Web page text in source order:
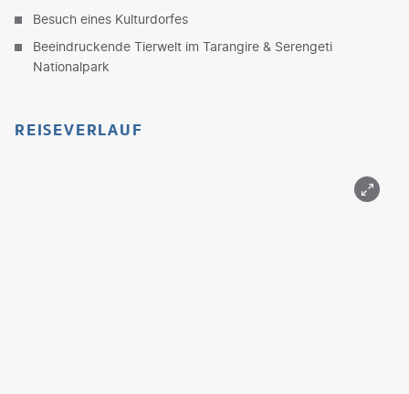
Besuch eines Kulturdorfes
Beeindruckende Tierwelt im Tarangire & Serengeti
Nationalpark
REISEVERLAUF